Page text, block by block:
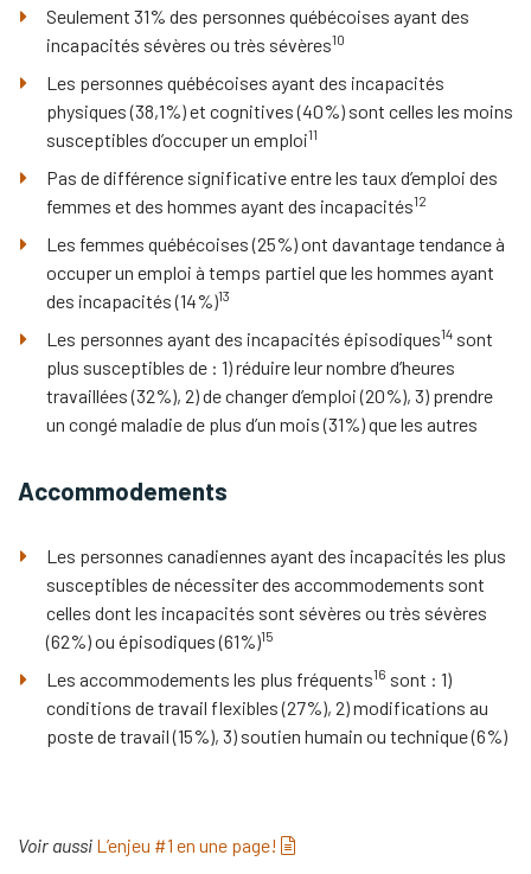
Seulement 31% des personnes québécoises ayant des
incapacités sévères ou très sévères10
Les personnes québécoises ayant des incapacités
physiques (38,1%) et cognitives (40%) sont celles les moins
susceptibles d’occuper un emploi11
Pas de différence significative entre les taux d’emploi des
femmes et des hommes ayant des incapacités12
Les femmes québécoises (25%) ont davantage tendance à
occuper un emploi à temps partiel que les hommes ayant
des incapacités (14%)13
Les personnes ayant des incapacités épisodiques14 sont
plus susceptibles de : 1) réduire leur nombre d’heures
travaillées (32%), 2) de changer d’emploi (20%), 3) prendre
un congé maladie de plus d’un mois (31%) que les autres
Accommodements
Les personnes canadiennes ayant des incapacités les plus
susceptibles de nécessiter des accommodements sont
celles dont les incapacités sont sévères ou très sévères
(62%) ou épisodiques (61%)15
Les accommodements les plus fréquents16 sont : 1)
conditions de travail flexibles (27%), 2) modifications au
poste de travail (15%), 3) soutien humain ou technique (6%)
Voir aussi L’enjeu #1 en une page! (pdf)